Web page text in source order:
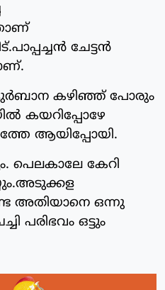
ചേട്ടൻ
കഴിഞ്ഞ് പോരും
കയറിപ്പോഴേ
ആയിപ്പോയി.
പെലകാലേ കേറി
അതിയാനെ ഒന്നു
പരിഭവം ഒട്ടും